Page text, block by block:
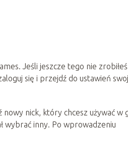
Jeśli jeszcze tego nie
się i przejdź do ustawień
nick, który chcesz używać w
wybrać inny. Po wprowadzeniu